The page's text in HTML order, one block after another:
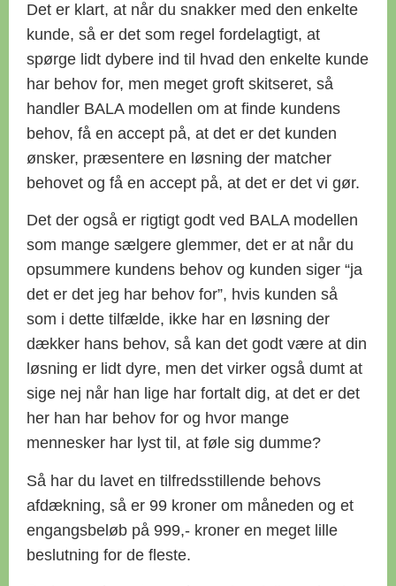
Det er klart, at når du snakker med den enkelte
kunde, så er det som regel fordelagtigt, at
spørge lidt dybere ind til hvad den enkelte kunde
har behov for, men meget groft skitseret, så
handler BALA modellen om at finde kundens
behov, få en accept på, at det er det kunden
ønsker, præsentere en løsning der matcher
behovet og få en accept på, at det er det vi gør.
Det der også er rigtigt godt ved BALA modellen
som mange sælgere glemmer, det er at når du
opsummere kundens behov og kunden siger “ja
det er det jeg har behov for”, hvis kunden så
som i dette tilfælde, ikke har en løsning der
dækker hans behov, så kan det godt være at din
løsning er lidt dyre, men det virker også dumt at
sige nej når han lige har fortalt dig, at det er det
her han har behov for og hvor mange
mennesker har lyst til, at føle sig dumme?
Så har du lavet en tilfredsstillende behovs
afdækning, så er 99 kroner om måneden og et
engangsbeløb på 999,- kroner en meget lille
beslutning for de fleste.